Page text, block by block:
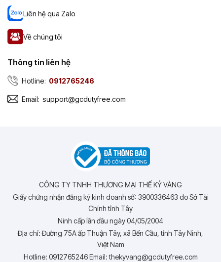
Liên hệ qua Zalo
Về chúng tôi
Thông tin liên hệ
Hotline: 0912765246
Email: support@gcdutyfree.com
CÔNG TY TNHH THƯƠNG MẠI THẾ KỶ VÀNG
Giấy chứng nhận đăng ký kinh doanh số: 3900336463 do Sở Tài
Chính tỉnh Tây
Ninh cấp lần đầu ngày 04/05/2004
Địa chỉ: Đường 75A ấp Thuận Tây, xã Bến Cầu, tỉnh Tây Ninh,
Việt Nam
Hotline: 0912765246 Email: thekyvang@gcdutyfree.com